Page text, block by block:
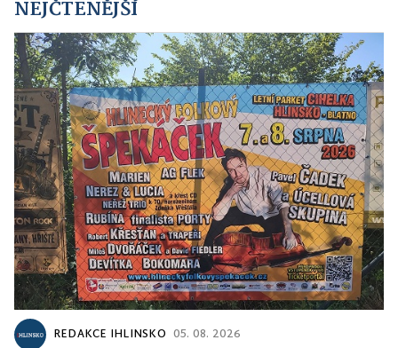
NEJČTENĚJŠÍ
REDAKCE IHLINSKO 05. 08. 2026